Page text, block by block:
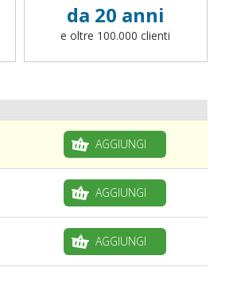
da 20 anni
e oltre 100.000 clienti
AGGIUNGI
AGGIUNGI
AGGIUNGI